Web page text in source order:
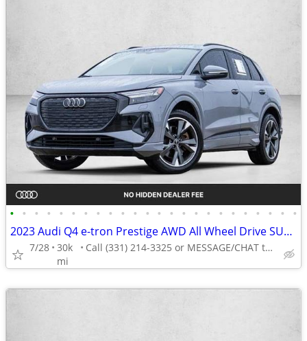
• • • • • • • • • • • • • • • • • • • • • • • •
2023 Audi Q4 e-tron Prestige AWD All Wheel Drive SUV Electric AUTONATION
7/28 30k
mi
Call (331) 214-3325 or MESSAGE/CHAT to confirm availability